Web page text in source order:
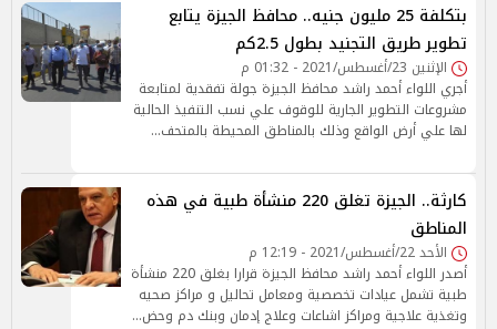
بتكلفة 25 مليون جنيه.. محافظ الجيزة يتابع
تطوير طريق التجنيد بطول 2.5كم
الإثنين 23/أغسطس/2021 - 01:32 م
أجري اللواء أحمد راشد محافظ الجيزة جولة تفقدية لمتابعة
مشروعات التطوير الجارية للوقوف علي نسب التنفيذ الحالية
لها علي أرض الواقع وذلك بالمناطق المحيطة بالمتحف…
كارثة.. الجيزة تغلق 220 منشأة طبية في هذه
المناطق
الأحد 22/أغسطس/2021 - 12:19 م
أصدر اللواء أحمد راشد محافظ الجيزة قرارا بغلق 220 منشأة
طبية تشمل عيادات تخصصية ومعامل تحاليل و مراكز صحيه
وتغذية علاجية ومراكز اشاعات وعلاج إدمان وبنك دم وحض…